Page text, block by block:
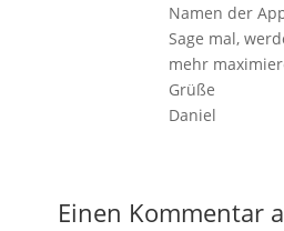
Namen der
Sage mal,
mehr
Grüße
Daniel
Einen Kommentar